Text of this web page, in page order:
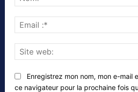
Enregistrez mon nom, mon e-mail
ce navigateur pour la prochaine fois